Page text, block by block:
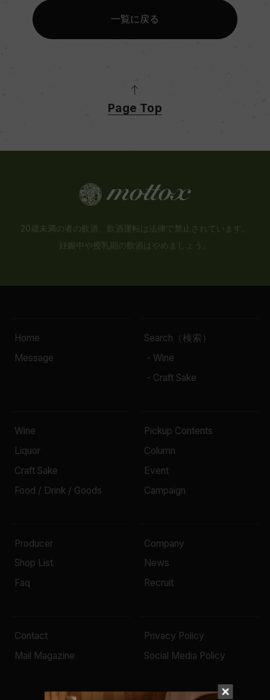
一覧に戻る
Page Top
20歳未満の者の飲酒、飲酒運転は法律で禁止されています。
妊娠中や授乳期の飲酒はやめましょう。
Home
Message
Search（検索）
- Wine
- Craft Sake
Wine
Liquor
Craft Sake
Food / Drink / Goods
Pickup Contents
Column
Event
Campaign
Producer
Shop List
Faq
Company
News
Recruit
Contact
Mail Magazine
Privacy Policy
Social Media Policy